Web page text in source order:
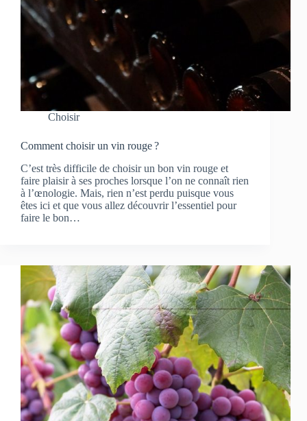
Choisir
Comment choisir un vin rouge ?
C’est très difficile de choisir un bon vin rouge et
faire plaisir à ses proches lorsque l’on ne connaît rien
à l’œnologie. Mais, rien n’est perdu puisque vous
êtes ici et que vous allez découvrir l’essentiel pour
faire le bon…